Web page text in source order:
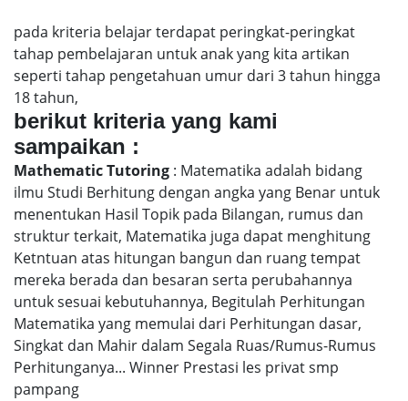
pada kriteria belajar terdapat peringkat-peringkat
tahap pembelajaran untuk anak yang kita artikan
seperti tahap pengetahuan umur dari 3 tahun hingga
18 tahun,
berikut kriteria yang kami
sampaikan :
Mathematic Tutoring : Matematika adalah bidang
ilmu Studi Berhitung dengan angka yang Benar untuk
menentukan Hasil Topik pada Bilangan, rumus dan
struktur terkait, Matematika juga dapat menghitung
Ketntuan atas hitungan bangun dan ruang tempat
mereka berada dan besaran serta perubahannya
untuk sesuai kebutuhannya, Begitulah Perhitungan
Matematika yang memulai dari Perhitungan dasar,
Singkat dan Mahir dalam Segala Ruas/Rumus-Rumus
Perhitunganya... Winner Prestasi les privat smp
pampang